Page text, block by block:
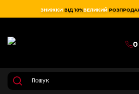
ЗНИЖКИ ВІД 10%ВЕЛИКИЙ
0